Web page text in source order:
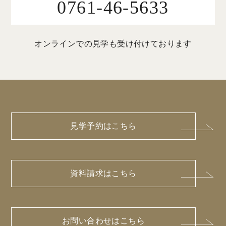
0761-46-5633
オンラインでの見学も受け付けております
見学予約はこちら
資料請求はこちら
お問い合わせはこちら